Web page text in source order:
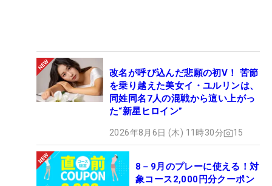
改名が呼び込んだ悲願の初V！ 苦節
を乗り越えた美女イ・ユルリンは、
同姓同名7人の混戦から這い上がっ
た“新星ヒロイン”
2026年8月6日 (木) 11時30分 15
8－9月のプレーに使える！対
象コース2,000円分クーポン